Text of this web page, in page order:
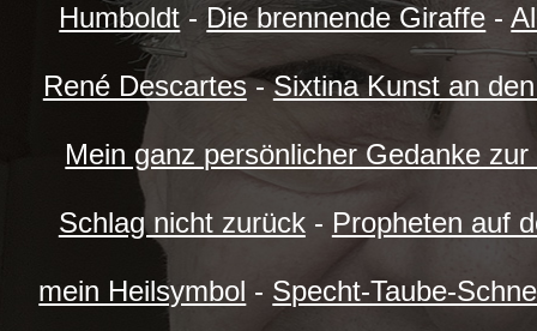
Humboldt - Die brennende Giraffe -
René Descartes-Sixtina Kunst an
Mein ganz persönlicher Gedanke
Schlag nicht zurück- Propheten auf
mein Heilsymbol - Specht-Taube-